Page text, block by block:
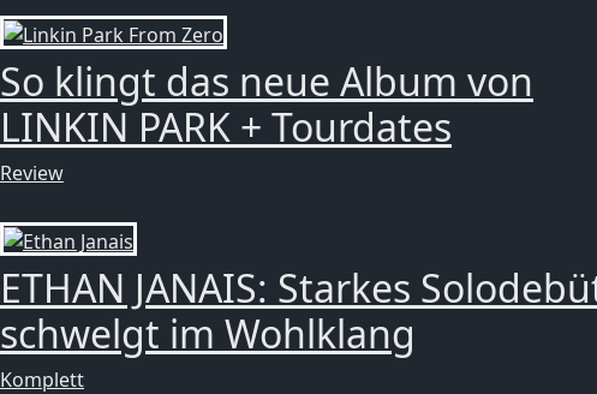
So klingt das neue Album von
LINKIN PARK + Tourdates
Review
ETHAN JANAIS: Starkes
schwelgt im Wohlklang
Komplett